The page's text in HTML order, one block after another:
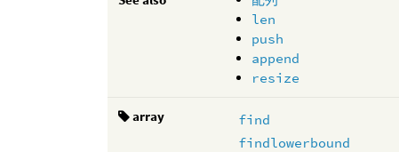
len
push
append
resize
array
find
findlowerbound